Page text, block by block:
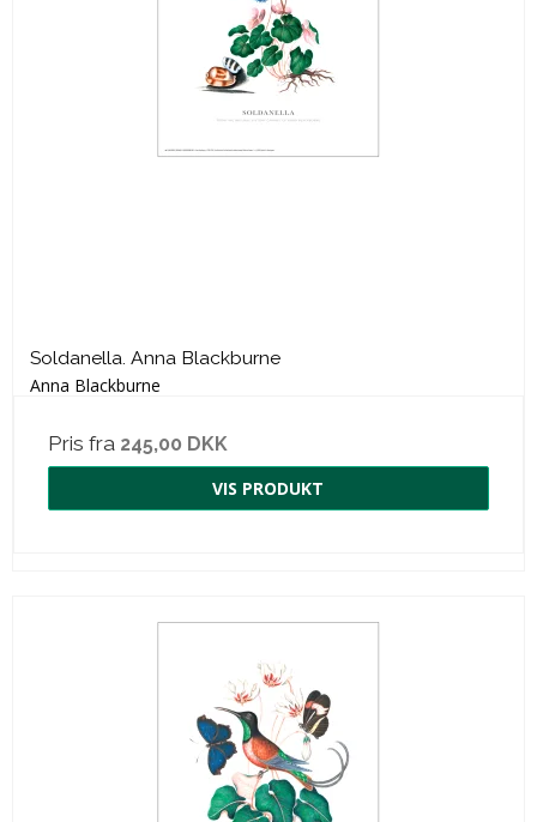
Soldanella. Anna Blackburne
Anna Blackburne
Pris fra 245,00 DKK
VIS PRODUKT